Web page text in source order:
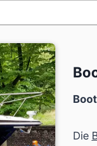
Die